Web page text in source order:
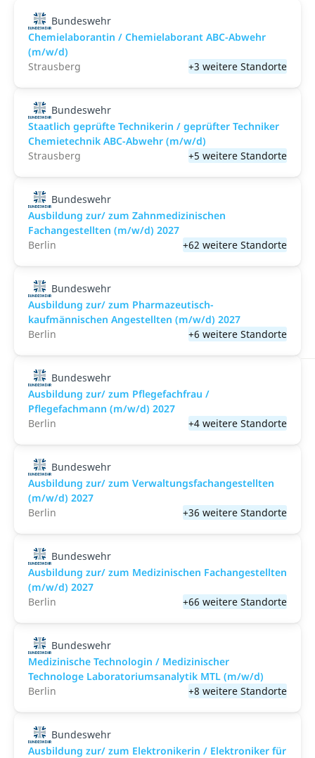
Bundeswehr
Chemielaborantin / Chemielaborant ABC-Abwehr
(m/w/d)
Strausberg
+3 weitere Standorte
Bundeswehr
Staatlich geprüfte Technikerin / geprüfter Techniker
Chemietechnik ABC-Abwehr (m/w/d)
Strausberg
+5 weitere Standorte
Bundeswehr
Ausbildung zur/ zum Zahnmedizinischen
Fachangestellten (m/w/d) 2027
Berlin
+62 weitere Standorte
Bundeswehr
Ausbildung zur/ zum Pharmazeutisch-
kaufmännischen Angestellten (m/w/d) 2027
Berlin
+6 weitere Standorte
Bundeswehr
Ausbildung zur/ zum Pflegefachfrau /
Pflegefachmann (m/w/d) 2027
Berlin
+4 weitere Standorte
Bundeswehr
Ausbildung zur/ zum Verwaltungsfachangestellten
(m/w/d) 2027
Berlin
+36 weitere Standorte
Bundeswehr
Ausbildung zur/ zum Medizinischen Fachangestellten
(m/w/d) 2027
Berlin
+66 weitere Standorte
Bundeswehr
Medizinische Technologin / Medizinischer
Technologe Laboratoriumsanalytik MTL (m/w/d)
Berlin
+8 weitere Standorte
Bundeswehr
Ausbildung zur/ zum Elektronikerin / Elektroniker für